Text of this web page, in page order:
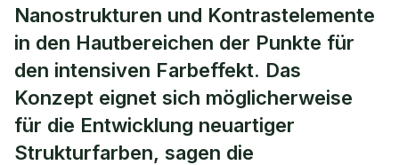
Nanostrukturen und Kontrastelemente
in den Hautbereichen der Punkte für
den intensiven Farbeffekt. Das
Konzept eignet sich möglicherweise
für die Entwicklung neuartiger
Strukturfarben, sagen die